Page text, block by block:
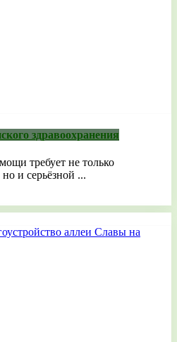
здравоохранения
требует не только
и серьёзной ...